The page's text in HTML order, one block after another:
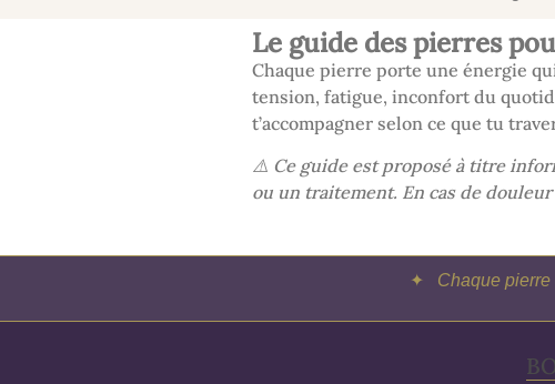
Le guide des pierres
Chaque pierre porte une énergie
tension, fatigue, inconfort du
t’accompagner selon ce que tu
⚠️ Ce guide est proposé à titre
ou un traitement. En cas de
✦ Chaque